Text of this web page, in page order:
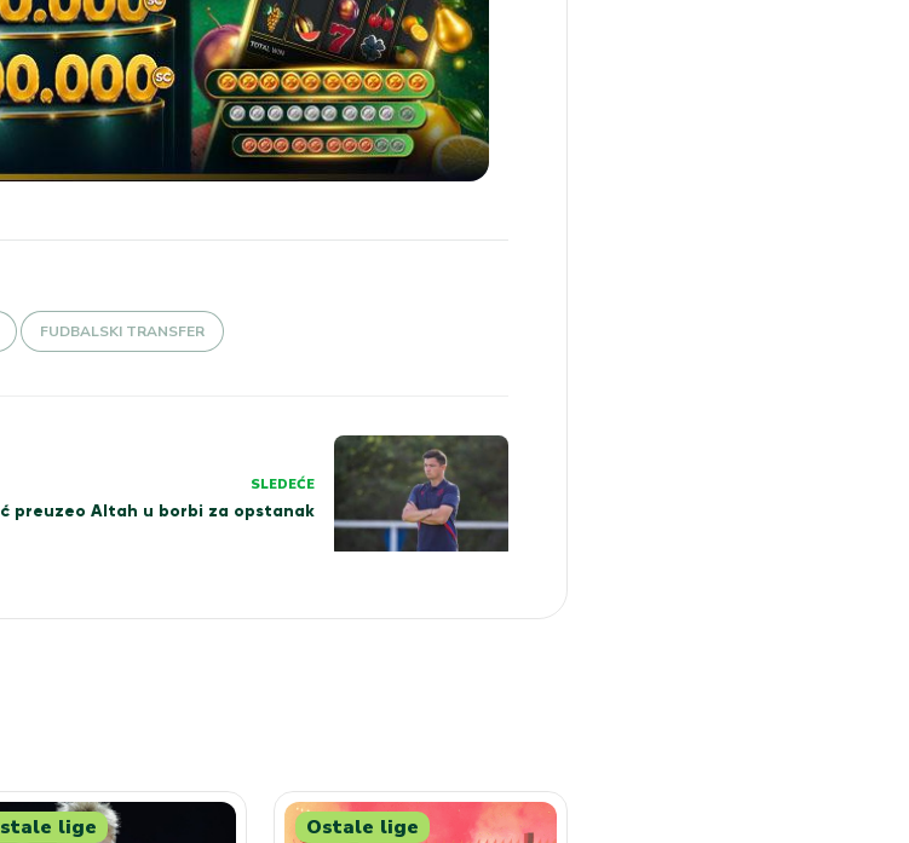
FUDBALSKI TRANSFER
SLEDEĆE
preuzeo Altah u borbi za opstanak
lige Ostale lige